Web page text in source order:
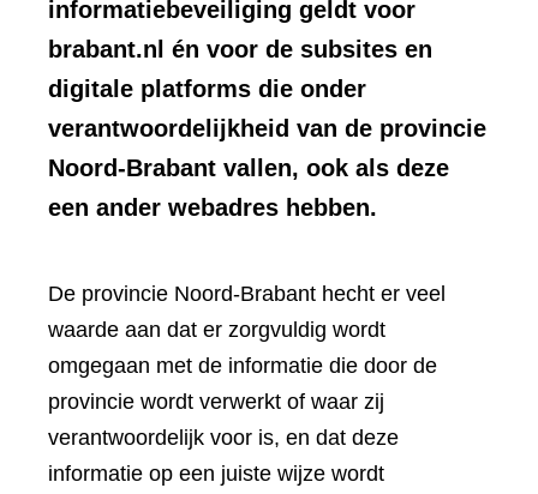
informatiebeveiliging geldt voor
brabant.nl én voor de subsites en
digitale platforms die onder
verantwoordelijkheid van de provincie
Noord-Brabant vallen, ook als deze
een ander webadres hebben.
De provincie Noord-Brabant hecht er veel
waarde aan dat er zorgvuldig wordt
omgegaan met de informatie die door de
provincie wordt verwerkt of waar zij
verantwoordelijk voor is, en dat deze
informatie op een juiste wijze wordt